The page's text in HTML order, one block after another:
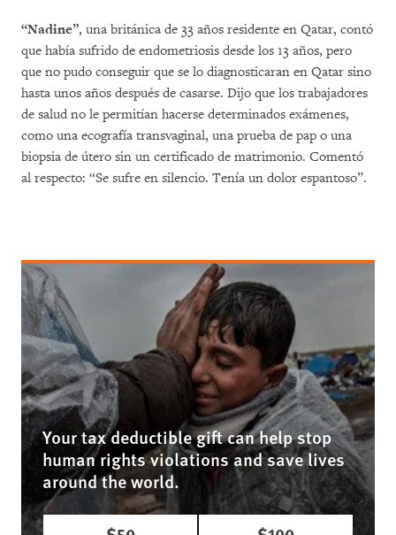
“Nadine”, una británica de 33 años residente en Qatar, contó
que había sufrido de endometriosis desde los 13 años, pero
que no pudo conseguir que se lo diagnosticaran en Qatar sino
hasta unos años después de casarse. Dijo que los trabajadores
de salud no le permitían hacerse determinados exámenes,
como una ecografía transvaginal, una prueba de pap o una
biopsia de útero sin un certificado de matrimonio. Comentó
al respecto: “Se sufre en silencio. Tenía un dolor espantoso”.
Your tax deductible gift can help stop
human rights violations and save lives
around the world.